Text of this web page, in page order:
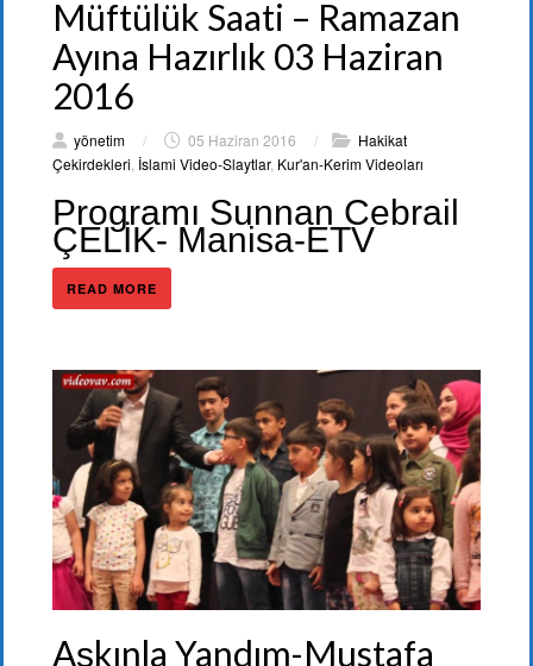
Müftülük Saati – Ramazan
Ayına Hazırlık 03 Haziran
2016
yönetim / 05 Haziran 2016 /
Hakikat
Çekirdekleri İslami Video-Slaytlar, Kur'an-Kerim Videoları
Programı Sunnan Cebrail
ÇELİK- Manisa-ETV
READ MORE
Aşkınla Yandım-Mustafa